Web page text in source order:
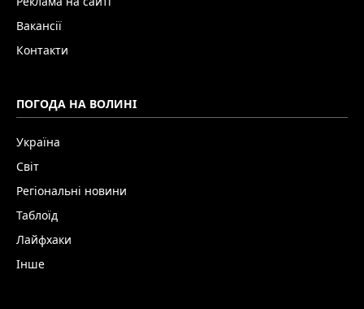
Вакансії
Контакти
ПОГОДА НА ВОЛИНІ
Україна
Світ
Регіональні новини
Таблоїд
Лайфхаки
Інше